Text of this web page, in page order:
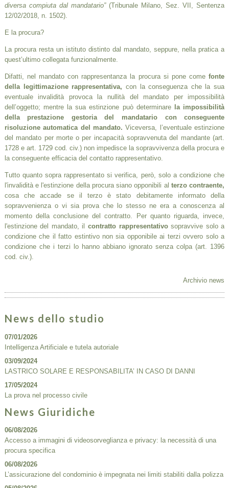
diversa compiuta dal mandatario”(Tribunale Milano, Sez. VII, Sentenza
12/02/2018, n. 1502).
E la procura?
La procura resta un istituto distinto dal mandato, seppure, nella pratica a
quest’ultimo collegata funzionalmente.
Difatti, nel mandato con rappresentanza la procura si pone comefonte
della legittimazione rappresentativa, con la conseguenza che la sua
eventuale invalidità provoca la nullità del mandato per impossibilità
dell’oggetto; mentre la sua estinzione può determinare
la impossibilità
della prestazione gestoria del mandatario con conseguente
risoluzione automatica del mandato. Viceversa, l’eventuale estinzione
del mandato per morte o per incapacità sopravvenuta del mandante (art.
1728 e art. 1729 cod. civ.) non impedisce la sopravvivenza della procura e
la conseguente efficacia del contatto rappresentativo.
Tutto quanto sopra rappresentato si verifica, però, solo a condizione che
l'invalidità e l'estinzione della procura siano opponibili al terzo contraente,
cosa che accade se il terzo è stato debitamente informato della
sopravvenienza o vi sia prova che lo stesso ne era a conoscenza al
momento della conclusione del contratto. Per quanto riguarda, invece,
l'estinzione del mandato, il contratto rappresentativosopravvive solo a
condizione che il fatto estintivo non sia opponibile ai terzi ovvero solo a
condizione che i terzi lo hanno abbiano ignorato senza colpa (art. 1396
cod. civ.).
Archivio news
News dello studio
07/01/2026
Intelligenza Artificiale e tutela autoriale
03/09/2024
LASTRICO SOLARE E RESPONSABILITA’ IN CASO DI DANNI
17/05/2024
La prova nel processo civile
News Giuridiche
06/08/2026
Accesso a immagini di videosorveglianza e privacy: la necessità di una
procura specifica
06/08/2026
L’assicurazione del condominio è impegnata nei limiti stabiliti dalla polizza